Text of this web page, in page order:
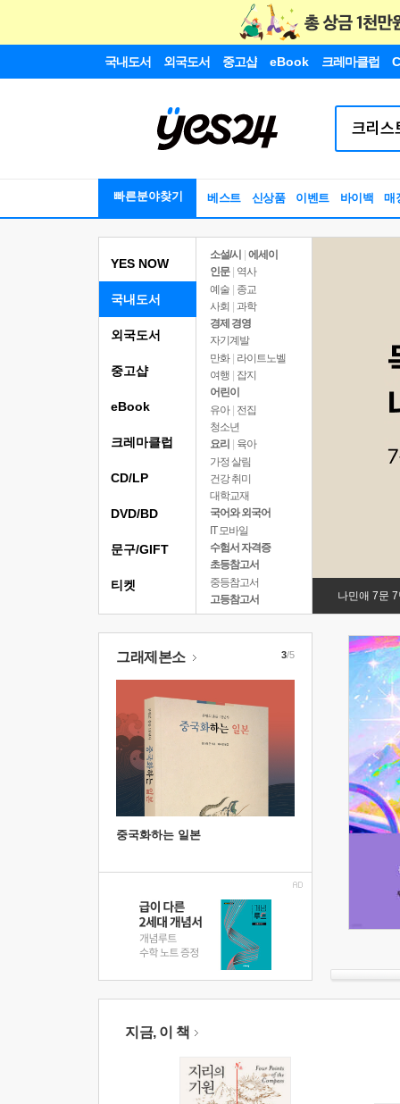
국내도서 외국도서 중고샵 eBook 크레마클럽
빠른분야찾기 베스트 신상품 이벤트 바이백 매
YES NOW
국내도서
소설/시
에세이
인문
역사
예술 | 종교
사회 | 과학
경제 경영
자기계발
만화 | 라이트노벨
여행
잡지
어린이
유아 | 전집
청소년
요리
육아
가정 살림
건강 취미
대학교재
국어와 외국어
IT 모바일
수험서 자격증
초등참고서
중등참고서
고등참고서
나민애 7문
외국도서
중고샵
eBook
크레마클럽
CD/LP
DVD/BD
문구/GIFT
티켓
그래제본소
중국화하는 일본
3/5
지금, 이 책